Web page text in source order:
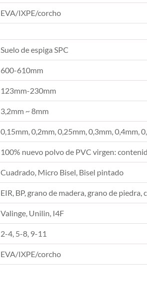
EVA/IXPE/corcho
Suelo de espiga SPC
600-610mm
123mm-230mm
3,2mm ~ 8mm
0,15mm, 0,2mm, 0,25mm, 0,3mm, 0,4mm,
100% nuevo polvo de PVC virgen:
Cuadrado, Micro Bisel, Bisel pintado
EIR, BP, grano de madera, grano de piedra,
Valinge, Unilin, I4F
2-4, 5-8, 9-11
EVA/IXPE/corcho